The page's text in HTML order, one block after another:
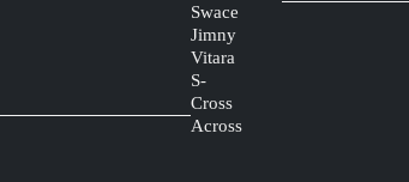
Swace
Jimny
Vitara
S-
Cross
Across